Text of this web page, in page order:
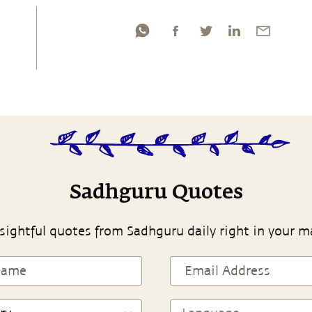
Sadhguru Quotes
quotes from Sadhguru daily right in your